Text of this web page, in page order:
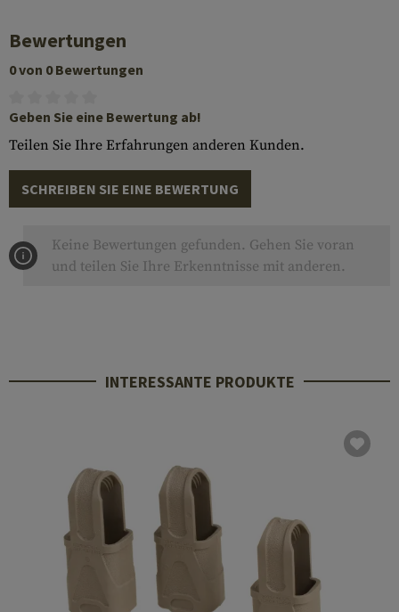
Bewertungen
0 von 0 Bewertungen
Geben Sie eine Bewertung ab!
Teilen Sie Ihre Erfahrungen anderen Kunden.
SCHREIBEN SIE EINE BEWERTUNG
Keine Bewertungen gefunden. Gehen Sie voran
und teilen Sie Ihre Erkenntnisse mit anderen.
INTERESSANTE PRODUKTE